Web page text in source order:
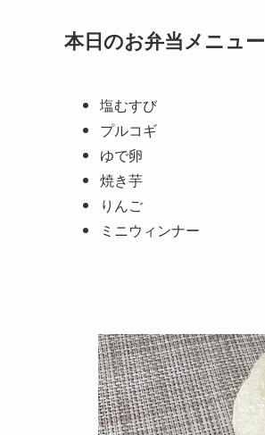
本日のお弁当メニュー
塩むすび
プルコギ
ゆで卵
焼き芋
りんご
ミニウィンナー